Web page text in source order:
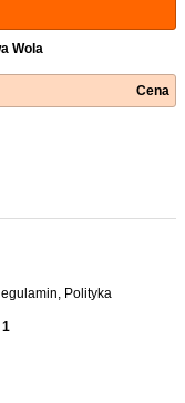
Wola
Cena
, Polityka
1